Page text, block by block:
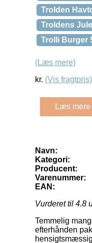
Trolden
Troldens
Trolli Burger
(Læs mere)
kr. (Vis fragtpris)
Læs mere
Navn:
Kategori:
Producent:
Varenummer:
EAN:
Vurderet til 4.8
Temmelig
efterhånden